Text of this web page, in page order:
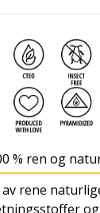
% ren og
rene